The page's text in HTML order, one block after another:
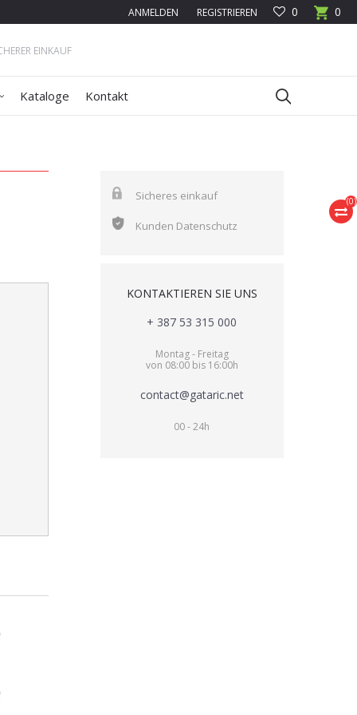
0
0
ANMELDEN REGISTRIEREN
EINKAUF
Kataloge Kontakt
(0)
Sicheres einkauf
Kunden Datenschutz
KONTAKTIEREN SIE UNS
+ 387 53 315 000
Montag - Freitag
von 08:00 bis 16:00h
contact@gataric.net
00 - 24h